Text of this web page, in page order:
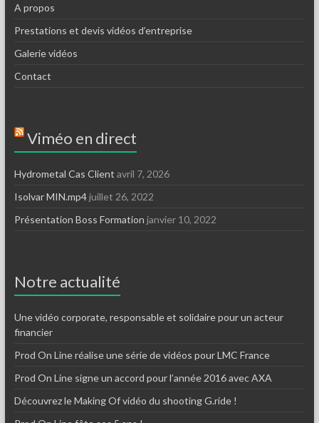
A propos
Prestations et devis vidéos d’entreprise
Galerie vidéos
Contact
Viméo en direct
Hydrometal Cas Client avril 7, 2026
Isolvar MIN.mp4juillet 26, 2022
Présentation Boss Formation janvier 10, 2022
Notre actualité
Une vidéo corporate, responsable et solidaire pour un acteur
financier
Prod On Line réalise une série de vidéos pour LMC France
Prod On Line signe un accord pour l’année 2016 avec AXA
Découvrez le Making Of vidéo du shooting G.ride !